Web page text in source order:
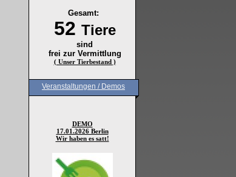
Gesamt:
52 Tiere
sind
frei zur Vermittlung
( Unser Tierbestand )
Veranstaltungen / Demos
DEMO
17.01.2026 Berlin
Wir haben es satt!